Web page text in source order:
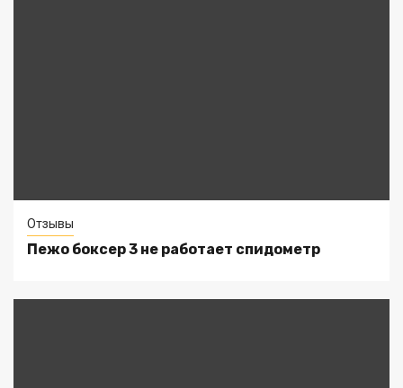
Отзывы
Пежо боксер 3 не работает спидометр